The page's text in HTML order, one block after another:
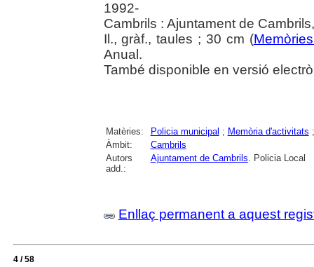
1992-
Cambrils : Ajuntament de
Il., gràf., taules ; 30 cm (
Anual.
També disponible en versió
Matèries: Policia municipal ; Memòria d'activitats
Àmbit:
Cambrils
Autors
add.:
Ajuntament de Cambrils. Policia Local
Enllaç permanent a aquest
4 / 58